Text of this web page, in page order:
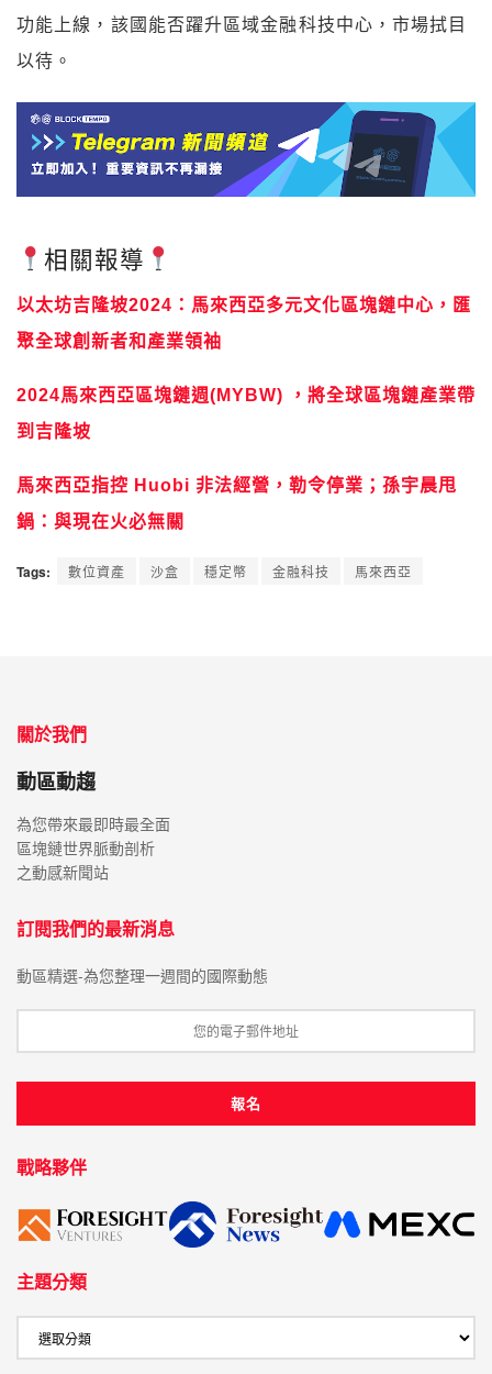
功能上線，該國能否躍升區域金融科技中心，市場拭目
以待。
相關報導
以太坊吉隆坡2024：馬來西亞多元文化區塊鏈中心，匯
聚全球創新者和產業領袖
2024馬來西亞區塊鏈週(MYBW) ，將全球區塊鏈產業帶
到吉隆坡
馬來西亞指控 Huobi 非法經營，勒令停業；孫宇晨甩
鍋：與現在火必無關
Tags: 數位資產 沙盒 穩定幣 金融科技 馬來西亞
關於我們
動區動趨
為您帶來最即時最全面
區塊鏈世界脈動剖析
之動感新聞站
訂閱我們的最新消息
動區精選-為您整理一週間的國際動態
戰略夥伴
主題分類